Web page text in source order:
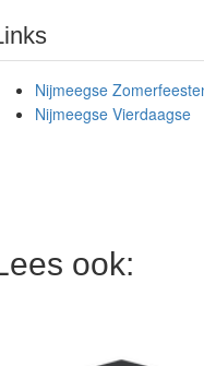
Nijmeegse
Nijmeegse Vierdaagse
ook: